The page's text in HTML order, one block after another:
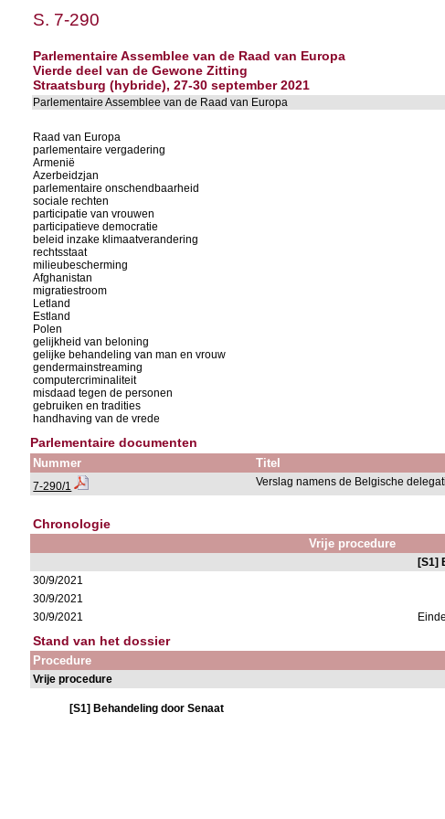
S. 7-290
Parlementaire Assemblee van de Raad van Europa
Vierde deel van de Gewone Zitting
Straatsburg (hybride), 27-30 september 2021
Parlementaire Assemblee van de Raad van Europa
Raad van Europa
parlementaire vergadering
Armenië
Azerbeidzjan
parlementaire onschendbaarheid
sociale rechten
participatie van vrouwen
participatieve democratie
beleid inzake klimaatverandering
rechtsstaat
milieubescherming
Afghanistan
migratiestroom
Letland
Estland
Polen
gelijkheid van beloning
gelijke behandeling van man en vrouw
gendermainstreaming
computercriminaliteit
misdaad tegen de personen
gebruiken en tradities
handhaving van de vrede
Parlementaire documenten
Nummer Titel
7-290/1 Verslag namens de Belgische
Chronologie
Vrije procedure
[S1]
30/9/2021
30/9/2021
30/9/2021
Stand van het dossier
Procedure
Vrije procedure
[S1] Behandeling door Senaat